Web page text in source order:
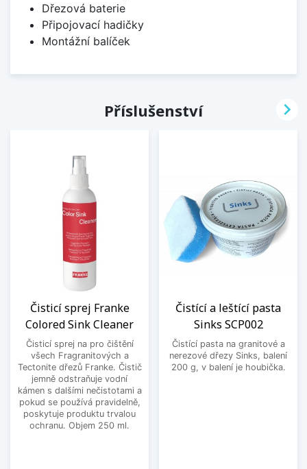
Dřezová baterie
Připojovací hadičky
Montážní balíček
Příslušenství
Čisticí sprej Franke
Colored Sink Cleaner
Čisticí sprej na pro čištění
všech Fragranitových a
Tectonite dřezů Franke. Čistič
jemně odstraňuje vodní
kámen s dalšími nečistotami a
pokud se používá pravidelně,
poskytuje produktu trvalou
ochranu. Objem 250 ml.
Čistící a leštící pasta
Sinks SCP002
Čistící pasta na granitové a
nerezové dřezy Sinks, balení
200 g, v balení je houbička.
